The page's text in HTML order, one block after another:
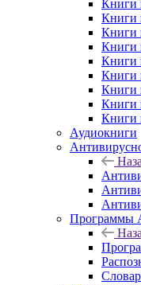
Книги
Книги
Книги
Книги
Книги
Книги
Книги
Книги
Книги
Аудиокниги
Программы